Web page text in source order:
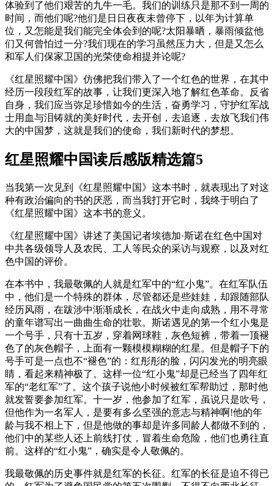
体验到了他们艰苦的九牛一毛。我们的训练只是那不到一周的
时间，而他们呢?他们是日日夜夜未曾停下，以年为计算单
位，又怎能是我们能完全体会到的呢?太阳暴晒，暴雨倾盆他
们又何曾怕过一分?我们现在的学习虽然压力大，但是又怎么
和军人们保家卫国的光荣使命相提并论呢?
《红星照耀中国》仿佛把我们带入了一个红色的世界，在其中
经历一段段红军的故事，让我们更深入地了解红色革命。反省
自身，我们应当弥足珍惜如今的生活，奋勇学习，守护红军战
士用血与泪铸就的美好时代，去开创，去追逐，去放飞我们伟
大的中国梦，这就是我们的使命，我们新时代的梦想。
红星照耀中国读后感版精选篇5
当我第一次见到《红星照耀中国》这本书时，就表现出了对这
种有政治偏向的书的厌恶，而当我打开它时，我终于明白了
《红星照耀中国》这本书的意义。
《红星照耀中国》讲述了美国记者埃德加·斯诺在红色中国对
中共各级领导人及农民、工人等民众的采访与观察，以及对红
色中国的评价。
在本书中，我最敬佩的人就是红军中的“红小鬼”。在红军队伍
中，他们是一个特殊的群体，尽管都还是些娃娃，却跟随部队
经历风雨，在跋涉中渐渐成长，在战火中走向成熟，用不寻常
的童年谱写出一曲曲生命的壮歌。斯诺遇见的第一个红小鬼是
一个号手，只有十五岁，穿着网球鞋，灰色短裤，带着一顶褪
色了的灰色帽子，上面有一颗模模糊糊的红星。但是帽子下的
号手可是一点也不“褪色”的：红彤彤的脸，闪闪发光的明亮眼
睛，看起来精神极了。这样一位“红小鬼”却是已经当了四年红
军的“老红军”了。这个孩子说他小时候被红军帮助过，那时他
就发誓要参加红军。十一岁，他参加了红军，虽说只是吹号，
但他作为一名军人，是要有多么坚强的意志与精神啊!他的年
龄与我不相上下，但是他做的事却是许多同龄人都做不到的，
他们中的某些人还上前线打仗，冒着生命危险，他们也勇往直
前。这样的“红小鬼”，确实是令人敬佩的。
我最敬佩的历史事件就是红军的长征。红军的长征是迫不得已